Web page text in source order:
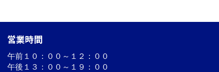
営業時間
午前１０：００～１２：００
午後１３：００～１９：００